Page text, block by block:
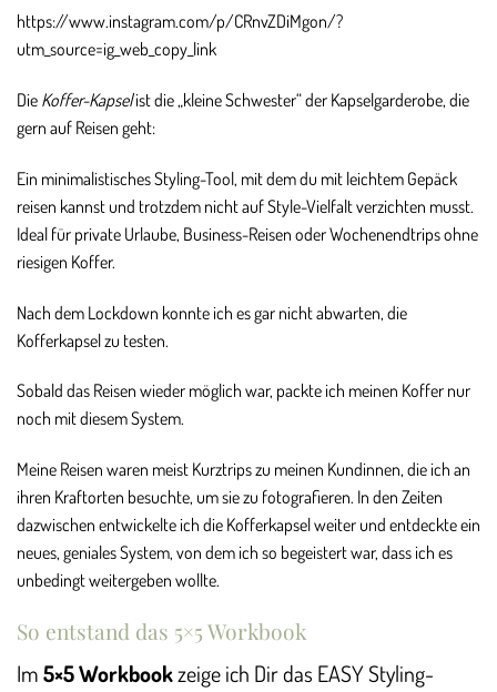
https://www.instagram.com/p/CRnvZDiMgon/?
utm_source=ig_web_copy_link
Die Koffer-Kapselist die „kleine Schwester“ der Kapselgarderobe, die
gern auf Reisen geht:
Ein minimalistisches Styling-Tool, mit dem du mit leichtem Gepäck
reisen kannst und trotzdem nicht auf Style-Vielfalt verzichten musst.
Ideal für private Urlaube, Business-Reisen oder Wochenendtrips ohne
riesigen Koffer.
Nach dem Lockdown konnte ich es gar nicht abwarten, die
Kofferkapsel zu testen.
Sobald das Reisen wieder möglich war, packte ich meinen Koffer nur
noch mit diesem System.
Meine Reisen waren meist Kurztrips zu meinen Kundinnen, die ich an
ihren Kraftorten besuchte, um sie zu fotografieren. In den Zeiten
dazwischen entwickelte ich die Kofferkapsel weiter und entdeckte ein
neues, geniales System, von dem ich so begeistert war, dass ich es
unbedingt weitergeben wollte.
So entstand das 5×5 Workbook
Im5×5 Workbookzeige ich Dir das EASY Styling-